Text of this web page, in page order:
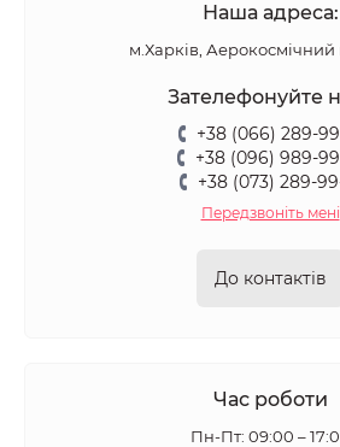
Наша адреса:
м.Харків, Аерокосмічний
Зателефонуйте
+38 (066) 289-
+38 (096) 989-
+38 (073) 289-
Передзвоніть мені
До контактів
Час роботи
Пн-Пт: 09:00 –